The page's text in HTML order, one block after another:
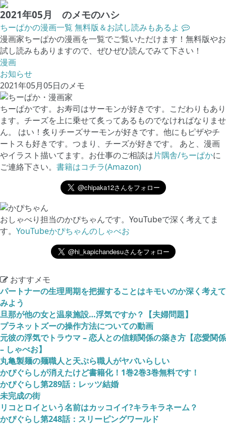
2021年05月 のメモのハシ
ちーぱかの漫画一覧 無料版＆お試し読みもあるよ
漫画家ちーぱかの漫画を一覧でご覧いただけます！無料版やお
試し読みもありますので、ぜひぜひ読んでみて下さい！
漫画
お知らせ
2021年05月05日のメモ
ちーぱかです。お寿司はサーモンが好きです。こだわりもあり
ます。チーズを上に乗せて炙ってあるものでなければなりませ
ん。 はい！炙りチーズサーモンが好きです。他にもピザやチ
ートスも好きです。つまり、チーズが好きです。 あと、漫画
やイラスト描いてます。お仕事のご相談は片隅舎/ちーぱかに
ご連絡下さい。 書籍はコチラ(Amazon)
おしゃべり担当のかぴちゃんです。YouTubeで深く考えてま
す。 YouTubeかぴちゃんのしゃべお
おすすメモ
パートナーの生理周期を把握することはキモいのか深く考えて
みよう
旦那が他の女と温泉施設…浮気ですか？【夫婦問題】
プラネットズーの操作方法についての動画
元彼の浮気でトラウマ – 恋人との信頼関係の築き方【恋愛関係
– しゃべお】
丸亀製麺の麺職人と天ぷら職人がヤバいらしい
かぴぐらしが消えたけど書籍化！1巻2巻3巻無料です！
かぴぐらし第289話：レッツ結婚
未完成の街
リコとロイという名前はカッコイイ?キラキラネーム？
かぴぐらし第248話：スリーピングワールド